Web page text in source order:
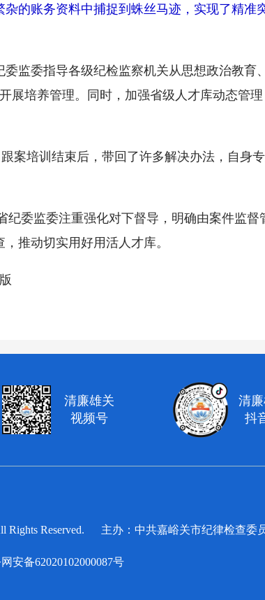
的账务资料中捕捉到蛛丝马迹，实现了精准
委监委指导各级纪检监察机关从思想政治教
展培养管理。同时，加强省级人才库动态管
案培训结束后，带回了许多解决办法，自身
纪委监委注重强化对下督导，明确由案件监
推动切实用好用活人才库。
清廉雄关
视频号
清
抖
Rights Reserved. 主办：中共嘉峪关市纪律检查委
安备62020102000087号